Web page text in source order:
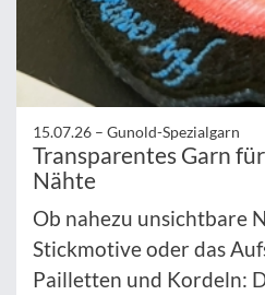
15.07.26 – Gunold-Spezialgarn
Transparentes Garn
Nähte
Ob nahezu unsichtbare
Stickmotive oder das
Pailletten und Kordeln: